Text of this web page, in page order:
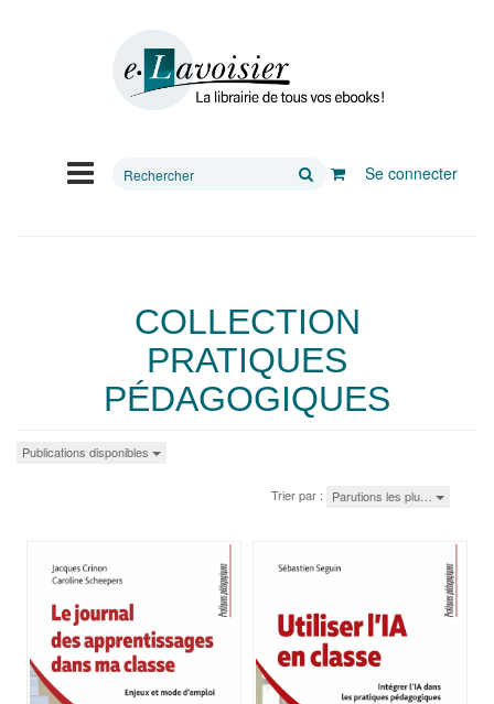
Rechercher
Se connecter
COLLECTION
PRATIQUES
PÉDAGOGIQUES
Publications disponibles
Trier par : Parutions les plu…